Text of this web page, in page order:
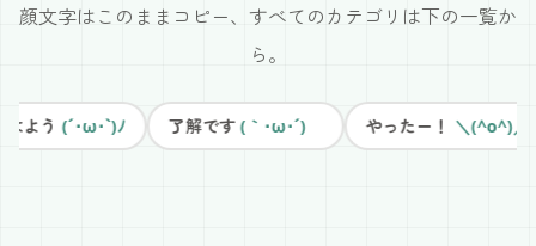
顔文字はこのままコピー、すべてのカテゴリは下の一覧か
ら。
う (´･ω･`)ﾉ 了解です (｀･ω･´)ゞ やったー！ ＼(^o^)／